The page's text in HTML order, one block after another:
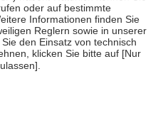
Früherkennung, die von der
es sich um echte Bewertungen